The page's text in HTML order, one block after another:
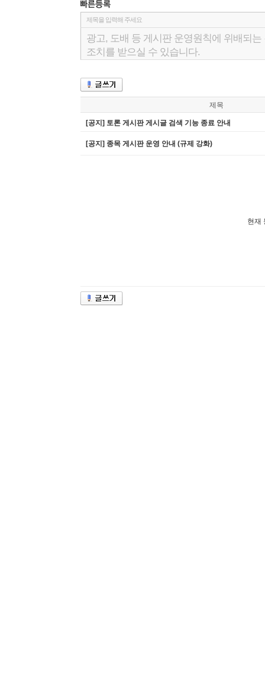
제목
[공지] 토론 게시판 게시글 검색 기능 종료 안내
[공지] 종목 게시판 운영 안내 (규제 강화)
현재